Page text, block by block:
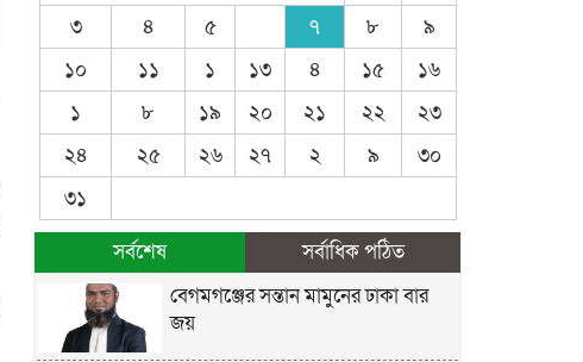
৩
৪ ৫ ৭ ৮
৯
১০
১১ ১ ১৩ ৪ ১৫
১৬
১
৮ ১৯ ২০ ২১ ২২
২৩
২৪
২৫ ২৬ ২৭ ২ ৯
৩০
৩১
সর্বশেষ
সর্বাধিক পঠিত
বেগমগঞ্জের সন্তান মামুনের ঢাকা বার
জয়